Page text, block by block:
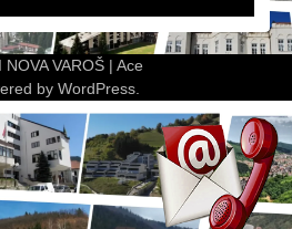
NOVA VAROŠ | Ace
by WordPress